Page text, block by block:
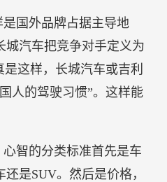
国外品牌占据主导地
城汽车把竞争对手定义为
这样，长城汽车或吉利
人的驾驶习惯”。这样能
智的分类标准首先是车
是SUV。然后是价格，